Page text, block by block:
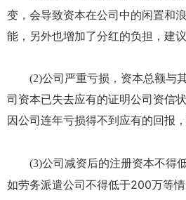
变，会导致资本在公司中的闲置和
能，另外也增加了分红的负担，建议
(2)公司严重亏损，资本总额与
司资本已失去应有的证明公司资信
因公司连年亏损得不到应有的回报，
(3)公司减资后的注册资本不得
如劳务派遣公司不得低于200万等情